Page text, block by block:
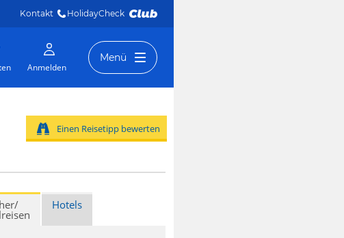
Kontakt HolidayCheck
Anmelden
Menü
Einen Reisetipp bewerten
Hotels